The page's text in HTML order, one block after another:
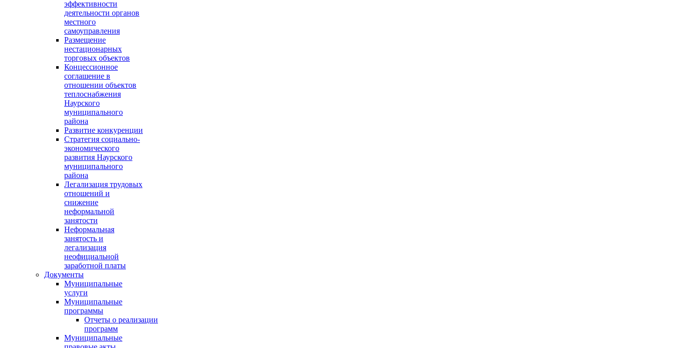
эффективности
деятельности органов
местного
самоуправления
Размещение
нестационарных
торговых объектов
Концессионное
соглашение в
отношении объектов
теплоснабжения
Наурского
муниципального
района
Развитие конкуренции
Стратегия социально-
экономического
развития Наурского
муниципального
района
Легализация трудовых
отношений и
снижение
неформальной
занятости
Неформальная
занятость и
легализация
неофициальной
заработной платы
Документы
Муниципальные
услуги
Муниципальные
программы
Отчеты о реализации
программ
Муниципальные